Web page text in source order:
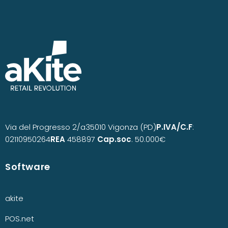
Via del Progresso 2/a35010 Vigonza (PD)P.IVA/C.F:
02110950264REA458897 Cap.soc. 50.000€
Software
akite
POS.net